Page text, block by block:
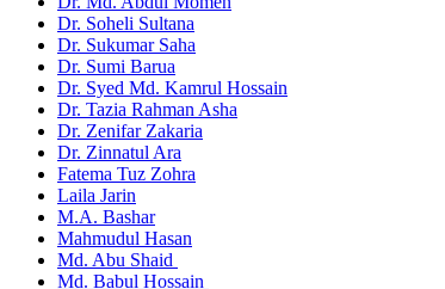
Dr. Soheli Sultana
Dr. Sukumar Saha
Dr. Sumi Barua
Dr. Syed Md. Kamrul Hossain
Dr. Tazia Rahman Asha
Dr. Zenifar Zakaria
Dr. Zinnatul Ara
Fatema Tuz Zohra
Laila Jarin
M.A. Bashar
Mahmudul Hasan
Md. Abu Shaid
Md. Babul Hossain